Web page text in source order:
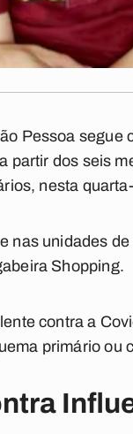
Pessoa segue
partir dos seis
nesta
nas unidades
Shopping.
contra a
primário ou